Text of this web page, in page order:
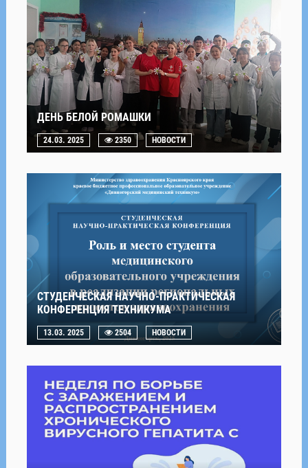
ДЕНЬ БЕЛОЙ РОМАШКИ
24.03. 2025 2350 НОВОСТИ
СТУДЕНЧЕСКАЯ НАУЧНО-ПРАКТИЧЕСКАЯ
КОНФЕРЕНЦИЯ ТЕХНИКУМА
13.03. 2025 2504 НОВОСТИ